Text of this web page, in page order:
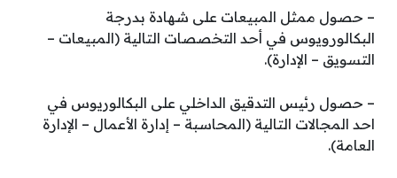
– حصول ممثل المبيعات على شهادة بدرجة
البكالورويوس في أحد التخصصات التالية (المبيعات –
التسويق – الإدارة).
– حصول رئيس التدقيق الداخلي على البكالوريوس في
احد المجالات التالية (المحاسبة – إدارة الأعمال – الإدارة
العامة).